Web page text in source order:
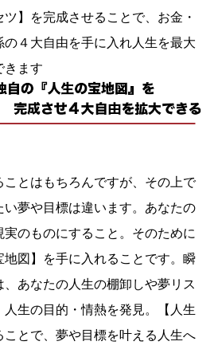
】を完成させることで、お金・
４大自由を手に入れ人生を最大
きます
ことはもちろんですが、その上で
夢や目標は違います。あなたの
のものにすること。そのために
図】を手に入れることです。瞬
あなたの人生の棚卸しや夢リス
人生の目的・情熱を発見。【人生
とで、夢や目標を叶える人生へ